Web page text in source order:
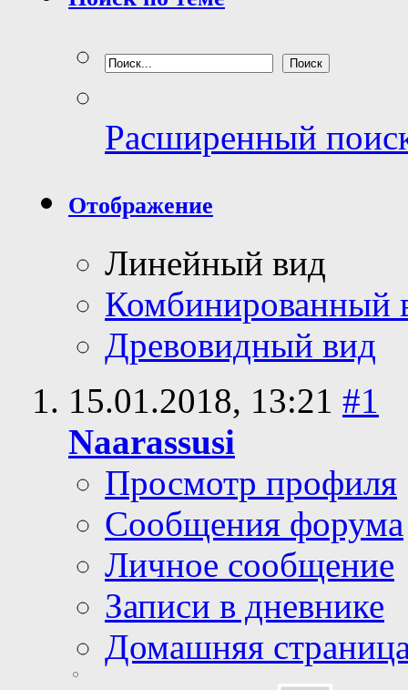
Расширенный
Отображение
Линейный вид
Комбинированный
Древовидный вид
15.01.2018, 13:21 #1
Naarassusi
Просмотр профиля
Сообщения форума
Личное сообщение
Записи в дневнике
Домашняя